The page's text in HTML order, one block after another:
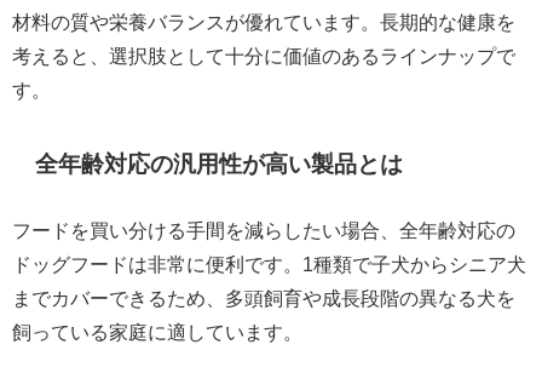
材料の質や栄養バランスが優れています。長期的な健康を
考えると、選択肢として十分に価値のあるラインナップで
す。
全年齢対応の汎用性が高い製品とは
フードを買い分ける手間を減らしたい場合、全年齢対応の
ドッグフードは非常に便利です。1種類で子犬からシニア犬
までカバーできるため、多頭飼育や成長段階の異なる犬を
飼っている家庭に適しています。